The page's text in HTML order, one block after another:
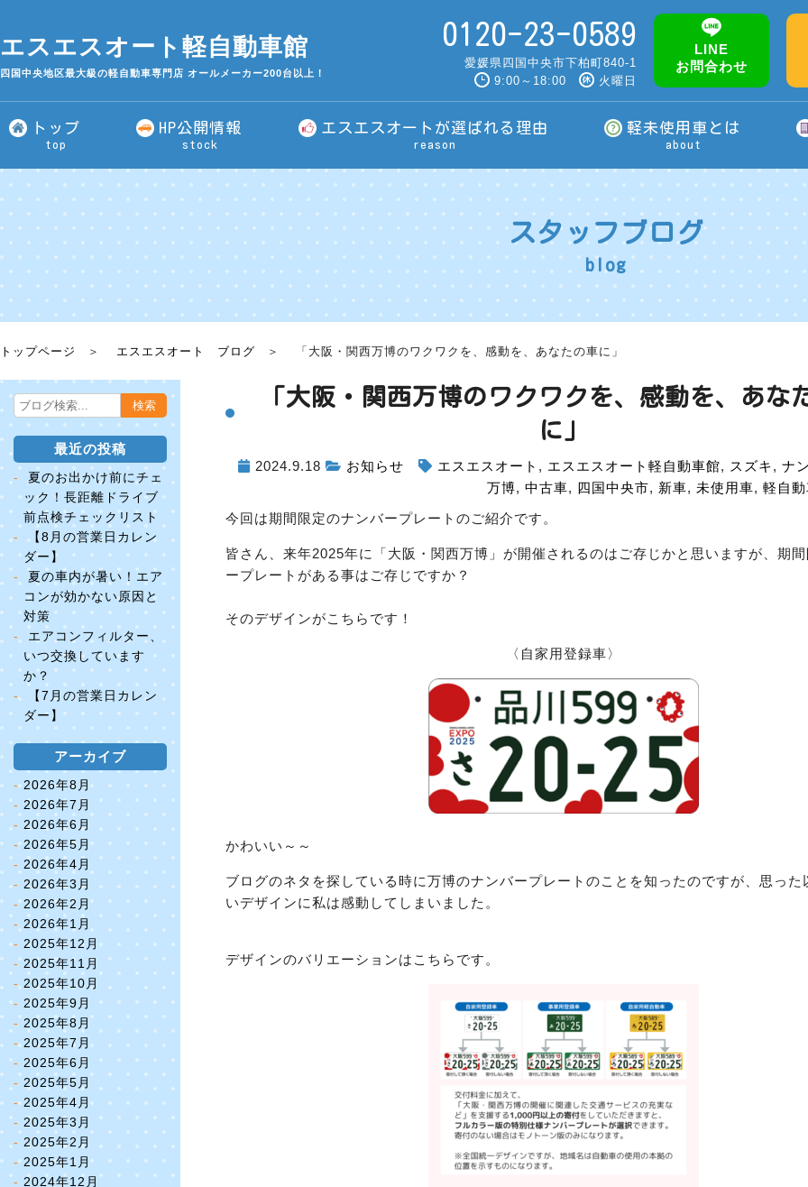
エスエスオート軽自動車館
四国中央地区最大級の軽自動車専門店 オールメーカー200台以上！
0120-23-0589
愛媛県四国中央市下柏町840-1
9:00～18:00
火曜日
LINE
お問合わせ
トップ
top
HP公開情報
stock
エスエスオートが選ばれる理由
reason
軽未使用車とは
about
スタッフブログ
blog
トップページ エスエスオート ブログ 「大阪・関西万博のワクワクを、感動を、あなたの車に」
「大阪・関西万博のワクワクを、感動を、あな
に」
2024.9.18 お知らせ エスエスオート , エスエスオート軽自動車館, スズキ, ナ
万博, 中古車, 四国中央市, 新車, 未使用車, 軽自
今回は期間限定のナンバープレートのご紹介です。
皆さん、来年2025年に「大阪・関西万博」が開催されるのはご存じかと思いますが、期
ープレートがある事はご存じですか？
そのデザインがこちらです！
〈自家用登録車〉
かわいい～～
ブログのネタを探している時に万博のナンバープレートのことを知ったのですが、思った
いデザインに私は感動してしまいました。
デザインのバリエーションはこちらです。
最近の投稿
夏のお出かけ前にチェ
ック！長距離ドライブ
前点検チェックリスト
【8月の営業日カレン
ダー】
夏の車内が暑い！エア
コンが効かない原因と
対策
エアコンフィルター、
いつ交換しています
か？
【7月の営業日カレン
ダー】
アーカイブ
2026年8月
2026年7月
2026年6月
2026年5月
2026年4月
2026年3月
2026年2月
2026年1月
2025年12月
2025年11月
2025年10月
2025年9月
2025年8月
2025年7月
2025年6月
2025年5月
2025年4月
2025年3月
2025年2月
2025年1月
2024年12月